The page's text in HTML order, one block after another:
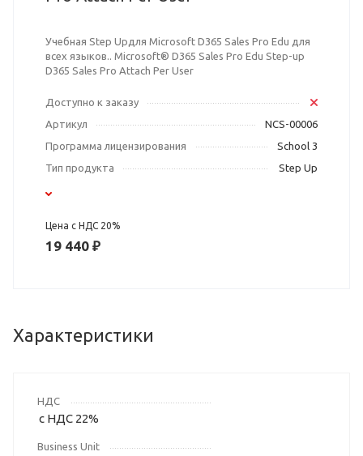
Учебная Step Upдля Microsoft D365 Sales Pro Edu для
всех языков.. Microsoft® D365 Sales Pro Edu Step-up
D365 Sales Pro Attach Per User
Доступно к заказу
Артикул
NCS-00006
Программа лицензирования
School 3
Тип продукта
Step Up
Цена с НДС 20%
19 440 ₽
Характеристики
НДС
с НДС 22%
Business Unit